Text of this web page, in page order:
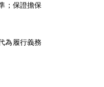
；保證擔保
為履行義務